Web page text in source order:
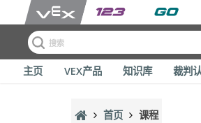
主页 VEX产品 知识库 裁判
首页 课程